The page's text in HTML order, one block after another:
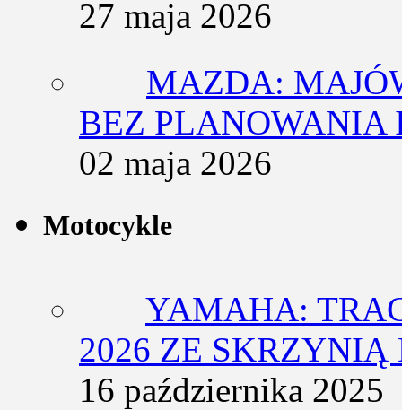
27 maja 2026
MAZDA:
BEZ PLANOWANIA
02 maja 2026
Motocykle
YAMAHA:
2026 ZE
16 października 2025